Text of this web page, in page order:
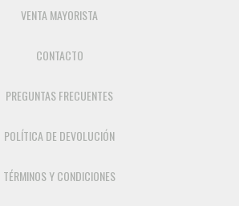
VENTA MAYORISTA
CONTACTO
PREGUNTAS FRECUENTES
POLÍTICA DE DEVOLUCIÓN
TÉRMINOS Y CONDICIONES